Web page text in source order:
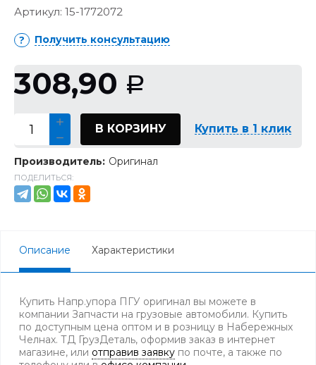
Артикул: 15-1772072
Получить консультацию
308,90 Р
В КОРЗИНУ Купить в 1 клик
Производитель: Оригинал
ПОДЕЛИТЬСЯ:
Описание Характеристики
Купить Напр.упора ПГУ оригинал вы можете в
компании Запчасти на грузовые автомобили. Купить
по доступным цена оптом и в розницу в Набережных
Челнах. ТД ГрузДеталь, оформив заказ в интернет
магазине, или отправив заявку по почте, а также по